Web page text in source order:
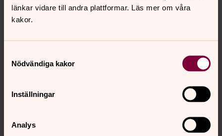
länkar vidare till andra plattformar. Läs mer om våra
kakor.
Nödvändiga kakor
Inställningar
Analys
backa.pastorat@svenskakyrkan.se
Dela